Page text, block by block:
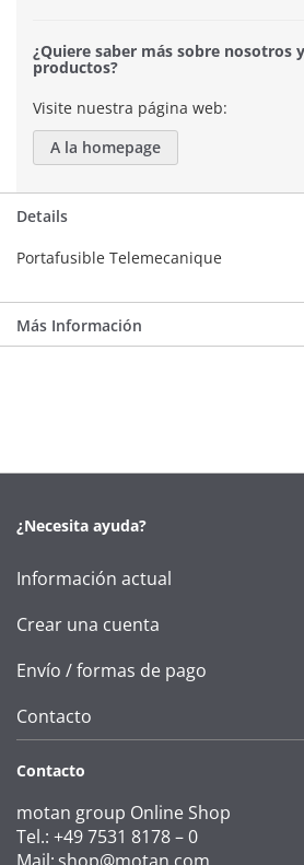
¿Quiere saber más sobre nosotros
productos?
Visite nuestra página web:
A la homepage
Details
Portafusible Telemecanique
Más Información
¿Necesita ayuda?
Información actual
Crear una cuenta
Envío / formas de pago
Contacto
Contacto
motan group Online Shop
Tel.: +49 7531 8178 – 0